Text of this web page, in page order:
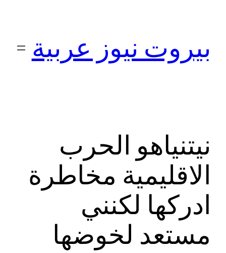
بيروت نيوز عربية
نيتنياهو الحرب
الاقليمية مخاطرة
ادركها لكنني
مستعد لخوضها